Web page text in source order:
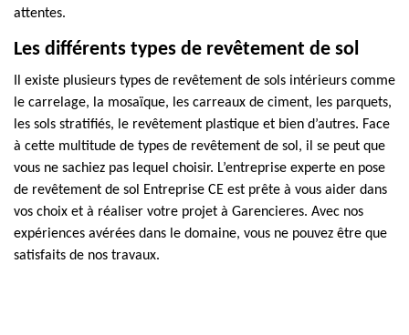
attentes.
Les différents types de revêtement de sol
Il existe plusieurs types de revêtement de sols intérieurs comme
le carrelage, la mosaïque, les carreaux de ciment, les parquets,
les sols stratifiés, le revêtement plastique et bien d’autres. Face
à cette multitude de types de revêtement de sol, il se peut que
vous ne sachiez pas lequel choisir. L’entreprise experte en pose
de revêtement de sol Entreprise CE est prête à vous aider dans
vos choix et à réaliser votre projet à Garencieres. Avec nos
expériences avérées dans le domaine, vous ne pouvez être que
satisfaits de nos travaux.